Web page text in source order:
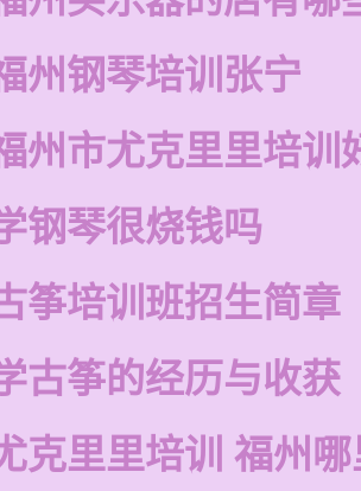
州钢琴培训张宁
州市尤克里里培训
钢琴很烧钱吗
筝培训班招生简章
古筝的经历与收获
克里里培训 福州